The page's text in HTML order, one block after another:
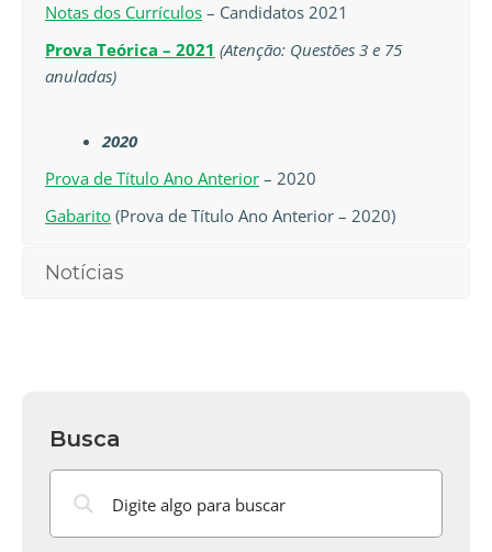
Notas dos Currículos – Candidatos 2021
Prova Teórica – 2021 (Atenção: Questões 3 e 75
anuladas)
2020
Prova de Título Ano Anterior – 2020
Gabarito (Prova de Título Ano Anterior – 2020)
Notícias
Busca